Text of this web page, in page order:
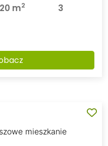
m2
3
mieszkanie